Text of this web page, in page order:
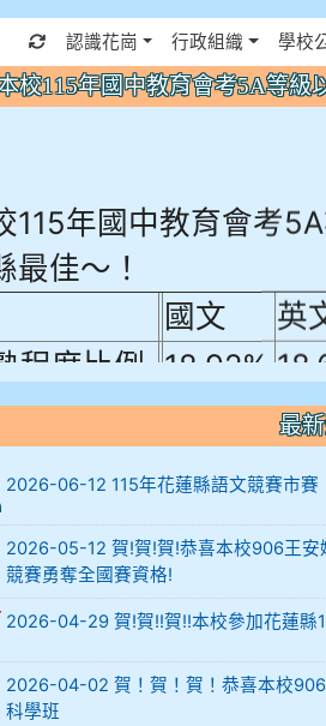
重新取得佈景設定
認識花崗 行政組織 學校
校115年國中教育會考5A等級
115年國中教育會考
最佳～！
國文 英
程度比例 18.92%
嘉 5A10+
佩臻 5A10+
蘇奕愷
陳品帆
彭子庭
最
2026-06-12 115年花蓮縣語文競賽市賽
2026-05-12 賀!賀!賀!恭喜本校906王安
競賽勇奪全國賽資格!
2026-04-29 賀!賀!!賀!!本校參加花蓮縣
2026-04-02 賀！賀！賀！恭喜本校
科學班